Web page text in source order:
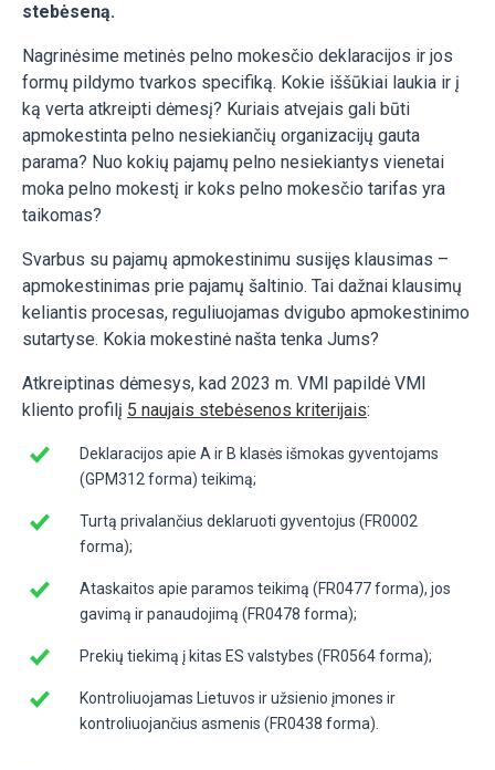
stebėseną.
Nagrinėsime metinės pelno mokesčio deklaracijos ir jos
formų pildymo tvarkos specifiką. Kokie iššūkiai laukia ir į
ką verta atkreipti dėmesį? Kuriais atvejais gali būti
apmokestinta pelno nesiekiančių organizacijų gauta
parama? Nuo kokių pajamų pelno nesiekiantys vienetai
moka pelno mokestį ir koks pelno mokesčio tarifas yra
taikomas?
Svarbus su pajamų apmokestinimu susijęs klausimas –
apmokestinimas prie pajamų šaltinio. Tai dažnai klausimų
keliantis procesas, reguliuojamas dvigubo apmokestinimo
sutartyse. Kokia mokestinė našta tenka Jums?
Atkreiptinas dėmesys, kad 2023 m. VMI papildė VMI
kliento profilį 5 naujais stebėsenos kriterijais:
Deklaracijos apie A ir B klasės išmokas gyventojams
(GPM312 forma) teikimą;
Turtą privalančius deklaruoti gyventojus (FR0002
forma);
Ataskaitos apie paramos teikimą (FR0477 forma), jos
gavimą ir panaudojimą (FR0478 forma);
Prekių tiekimą į kitas ES valstybes (FR0564 forma);
Kontroliuojamas Lietuvos ir užsienio įmones ir
kontroliuojančius asmenis (FR0438 forma).